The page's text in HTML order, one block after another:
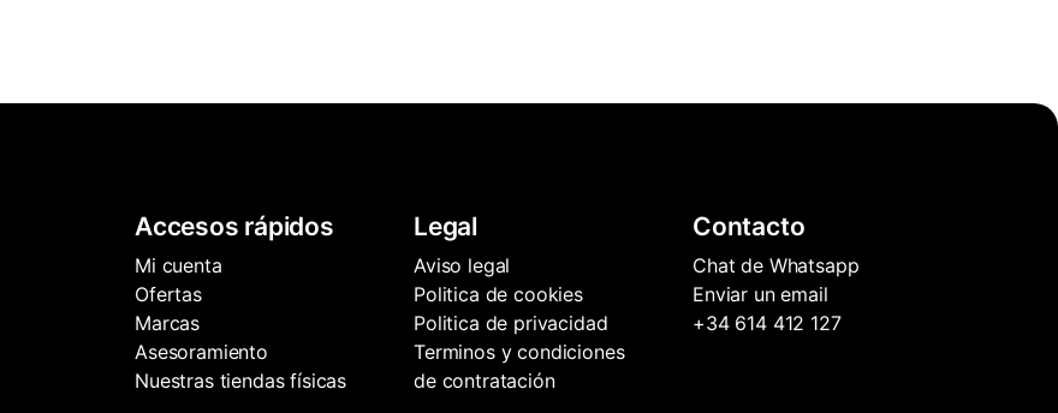
Accesos rápidos
Mi cuenta
Ofertas
Marcas
Asesoramiento
Nuestras tiendas físicas
Legal
Aviso legal
Politica de cookies
Politica de privacidad
Terminos y condiciones
de contratación
Contacto
Chat de Whatsapp
Enviar un email
+34 614 412 127